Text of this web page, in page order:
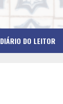
DIÁRIO DO LEITOR